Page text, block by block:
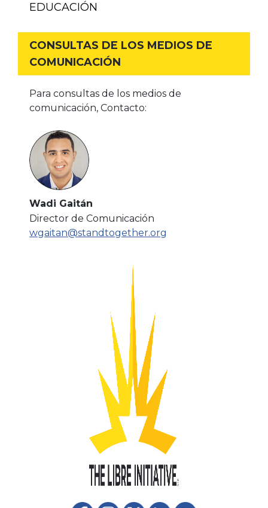
EDUCACIÓN
CONSULTAS DE LOS MEDIOS DE
COMUNICACIÓN
Para consultas de los medios de
comunicación, Contacto:
Wadi Gaitán
Director de Comunicación
wgaitan@standtogether.org